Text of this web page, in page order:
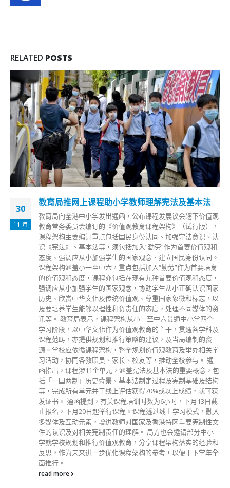
RELATED POSTS
15
2 月
沙田利安村利盛楼解封 累计48宗初确 10宗不确定
沙田利安村利盛楼围封强检两日后，终于今日中午过后解封，
发现48宗初步阳性检测个案和10宗检测结果不确定个案，卫生
署卫生防护中心会安排跟进。 政府前日引用《预防及控制疾
病（对若干人士强制检测）规例》（第599J章），作出限制与
检测宣告（下称「相关宣告」），自当日下午7时30分起限制
在沙田指明「受限区域」（即沙田利安村利盛楼，不包括位于
地下A及B翼的香港神托会培真幼稚园）内的人士须留在其处
所并接受强制检测。 政府昨日延长「相关宣告」的执行日期
至今日。受检人士须在其处所等候，期间按指定安排进行两次
检测，直至「受限区域」内所有已识别的受检人士完成检测，
而相关检测结果亦已获大致确定，方可离开其处所。 此外，
任何于1月31日至2月13日期间曾身处上述大厦内超过两小时
的人士，即使在「相关宣告」开始生效时不在「受限区域」
内，亦须在2月15日或之前接受强制检测。政府今日下午约一
时完成强制检测行动，并正在「受限区域」内进行执法行动，
确认「受限区域」内所有人士已接受强制检测。政府会另行公
布正式撤销「相关宣告」的时间。 自今日下午约一时起，沙
田指明「受限区域」内已进行检测的人士如能出示阴性检测结
果电话短讯以证明接受强制检测，可在向订明人员提供个人资
料后，经由指定出口离开「受限区域」。 此外，政府亦在
「受限区域」内派员到访约630户，当中17户在过程中没人应
门，政府会采取措施跟进。
read more